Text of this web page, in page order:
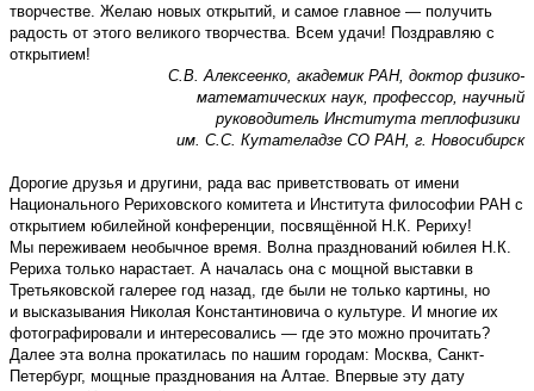
творчестве. Желаю новых открытий, и самое главное — получить
радость от этого великого творчества. Всем удачи! Поздравляю с
открытием!
С.В. Алексеенко, академик РАН, доктор физико-
математических наук, профессор, научный
руководитель Института теплофизики
им. С.С. Кутателадзе СО РАН, г. Новосибирск
Дорогие друзья и другини, рада вас приветствовать от имени
Национального Рериховского комитета и Института философии РАН с
открытием юбилейной конференции, посвящённой Н.К. Рериху!
Мы переживаем необычное время. Волна празднований юбилея Н.К.
Рериха только нарастает. А началась она с мощной выставки в
Третьяковской галерее год назад, где были не только картины, но
и высказывания Николая Константиновича о культуре. И многие их
фотографировали и интересовались — где это можно прочитать?
Далее эта волна прокатилась по нашим городам: Москва, Санкт-
Петербург, мощные празднования на Алтае. Впервые эту дату